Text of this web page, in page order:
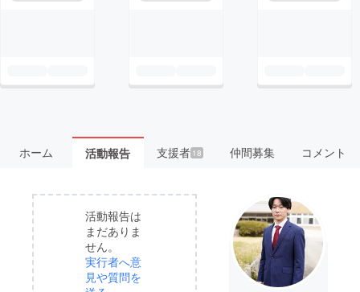
ホーム 活動報告 支援者 18 仲間募集 コメント
活動報告は
まだありま
せん。
実行者へ意
見や質問を